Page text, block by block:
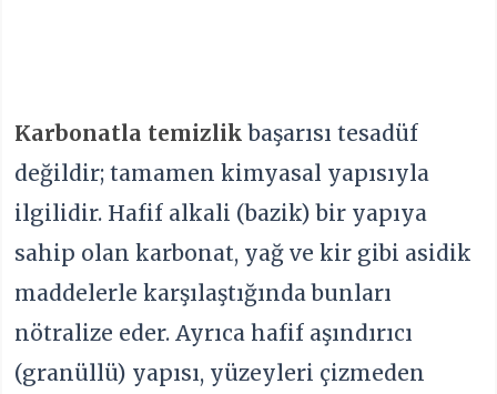
Karbonatla temizlik başarısı tesadüf
değildir; tamamen kimyasal yapısıyla
ilgilidir. Hafif alkali (bazik) bir yapıya
sahip olan karbonat, yağ ve kir gibi asidik
maddelerle karşılaştığında bunları
nötralize eder. Ayrıca hafif aşındırıcı
(granüllü) yapısı, yüzeyleri çizmeden